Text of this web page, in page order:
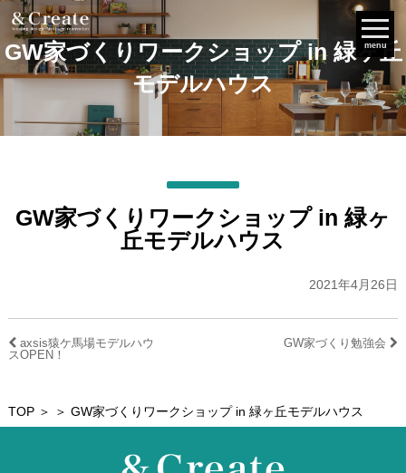
menu
GW家づくりワークショップ in 緑ヶ丘
モデルハウス
GW家づくりワークショップ in 緑ヶ
丘モデルハウス
2021年4月26日
axsis猿ケ馬場モデルハウ
スOPEN！
GW家づくり勉強会
TOP＞ ＞ GW家づくりワークショップ in 緑ヶ丘モデルハウス